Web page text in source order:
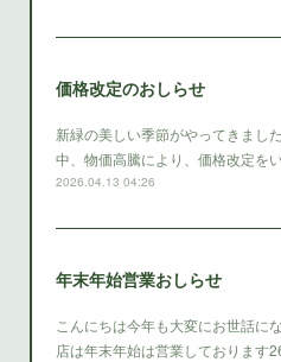
価格改定のおしらせ
新緑の美しい季節がやってきまし
中、物価高騰により、価格改定を
2026.04.13 04:26
年末年始営業おしらせ
こんにちは今年も大変にお世話に
店は年末年始は営業しております